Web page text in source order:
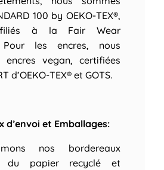
100 by OEKO-TEX®,
à la Fair Wear
Pour les encres, nous
encres vegan, certifiées
d’OEKO-TEX® et GOTS.
d’envoi et Emballages:
nos bordereaux
du papier recyclé et